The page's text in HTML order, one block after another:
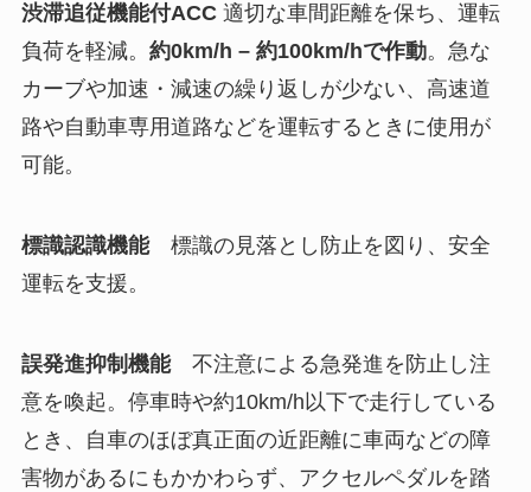
渋滞追従機能付ACC 適切な車間距離を保ち、運転
負荷を軽減。 約0km/h – 約100km/hで作動。急な
カーブや加速・減速の繰り返しが少ない、高速道
路や自動車専用道路などを運転するときに使用が
可能。
標識認識機能 標識の見落とし防止を図り、安全
運転を支援。
誤発進抑制機能 不注意による急発進を防止し注
意を喚起。停車時や約10km/h以下で走行している
とき、自車のほぼ真正面の近距離に車両などの障
害物があるにもかかわらず、アクセルペダルを踏